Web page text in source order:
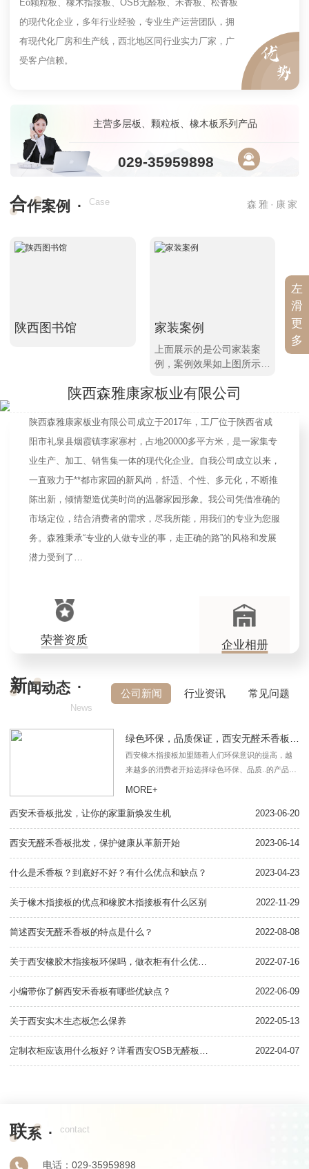
Eo颗粒板、橡木指接板、OSB无醛板、禾香板、松香板
的现代化企业，多年行业经验，专业生产运营团队，拥
有现代化厂房和生产线，西北地区同行业实力厂家，广
受客户信赖。
主营多层板、颗粒板、橡木板系列产品
029-35959898
合作案例 · Case 森雅·康家
陕西图书馆 家装案例
上面展示的是公司家装案
例，案例效果如上图所示，
的案例资讯等你来发现哦！
工
上
左
滑
更
多
陕西森雅康家板业有限公司
陕西森雅康家板业有限公司成立于2017年，工厂位于陕西省咸
阳市礼泉县烟霞镇李家寨村，占地20000多平方米，是一家集专
业生产、加工、销售集一体的现代化企业。自我公司成立以来，
一直致力于**都市家园的新风尚，舒适、个性、多元化，不断推
陈出新，倾情塑造优美时尚的温馨家园形象。我公司凭借准确的
市场定位，结合消费者的需求，尽我所能，用我们的专业为您服
务。森雅秉承“专业的人做专业的事，走正确的路”的风格和发展
潜力受到了…
荣誉资质 企业相册
新闻动态 ·
News
公司新闻 行业资讯 常见问题
西安橡木指接板加盟随着人们环保意识的提高，越
来越多的消费者开始选择绿色环保、品质..的产品。
商提供这种产品。首先...
MORE+
西安禾香板批发，让你的家重新焕发生机 2023-06-20
西安无醛禾香板批发，保护健康从革新开始 2023-06-14
什么是禾香板？到底好不好？有什么优点和缺点？ 2023-04-23
关于橡木指接板的优点和橡胶木指接板有什么区别 2022-11-29
简述西安无醛禾香板的特点是什么？ 2022-08-08
关于西安橡胶木指接板环保吗，做衣柜有什么优缺点 2022-07-16
小编带你了解西安禾香板有哪些优缺点？ 2022-06-09
关于西安实木生态板怎么保养 2022-05-13
定制衣柜应该用什么板好？详看西安OSB无醛板知识点 2022-04-07
联系 · contact
电话：029-35959898